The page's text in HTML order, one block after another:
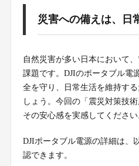
災害への備えは、日
自然災害が多い日本において
課題です。DJIのポータブル電
全を守り、日常生活を維持す
しょう。今回の「震災対策技
その安心感を実感してください
DJIポータブル電源の詳細は、
認できます。